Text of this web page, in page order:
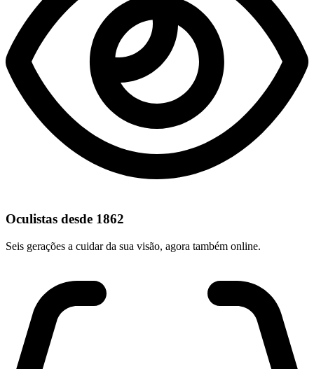
Oculistas desde 1862
Seis gerações a cuidar da sua visão, agora também online.